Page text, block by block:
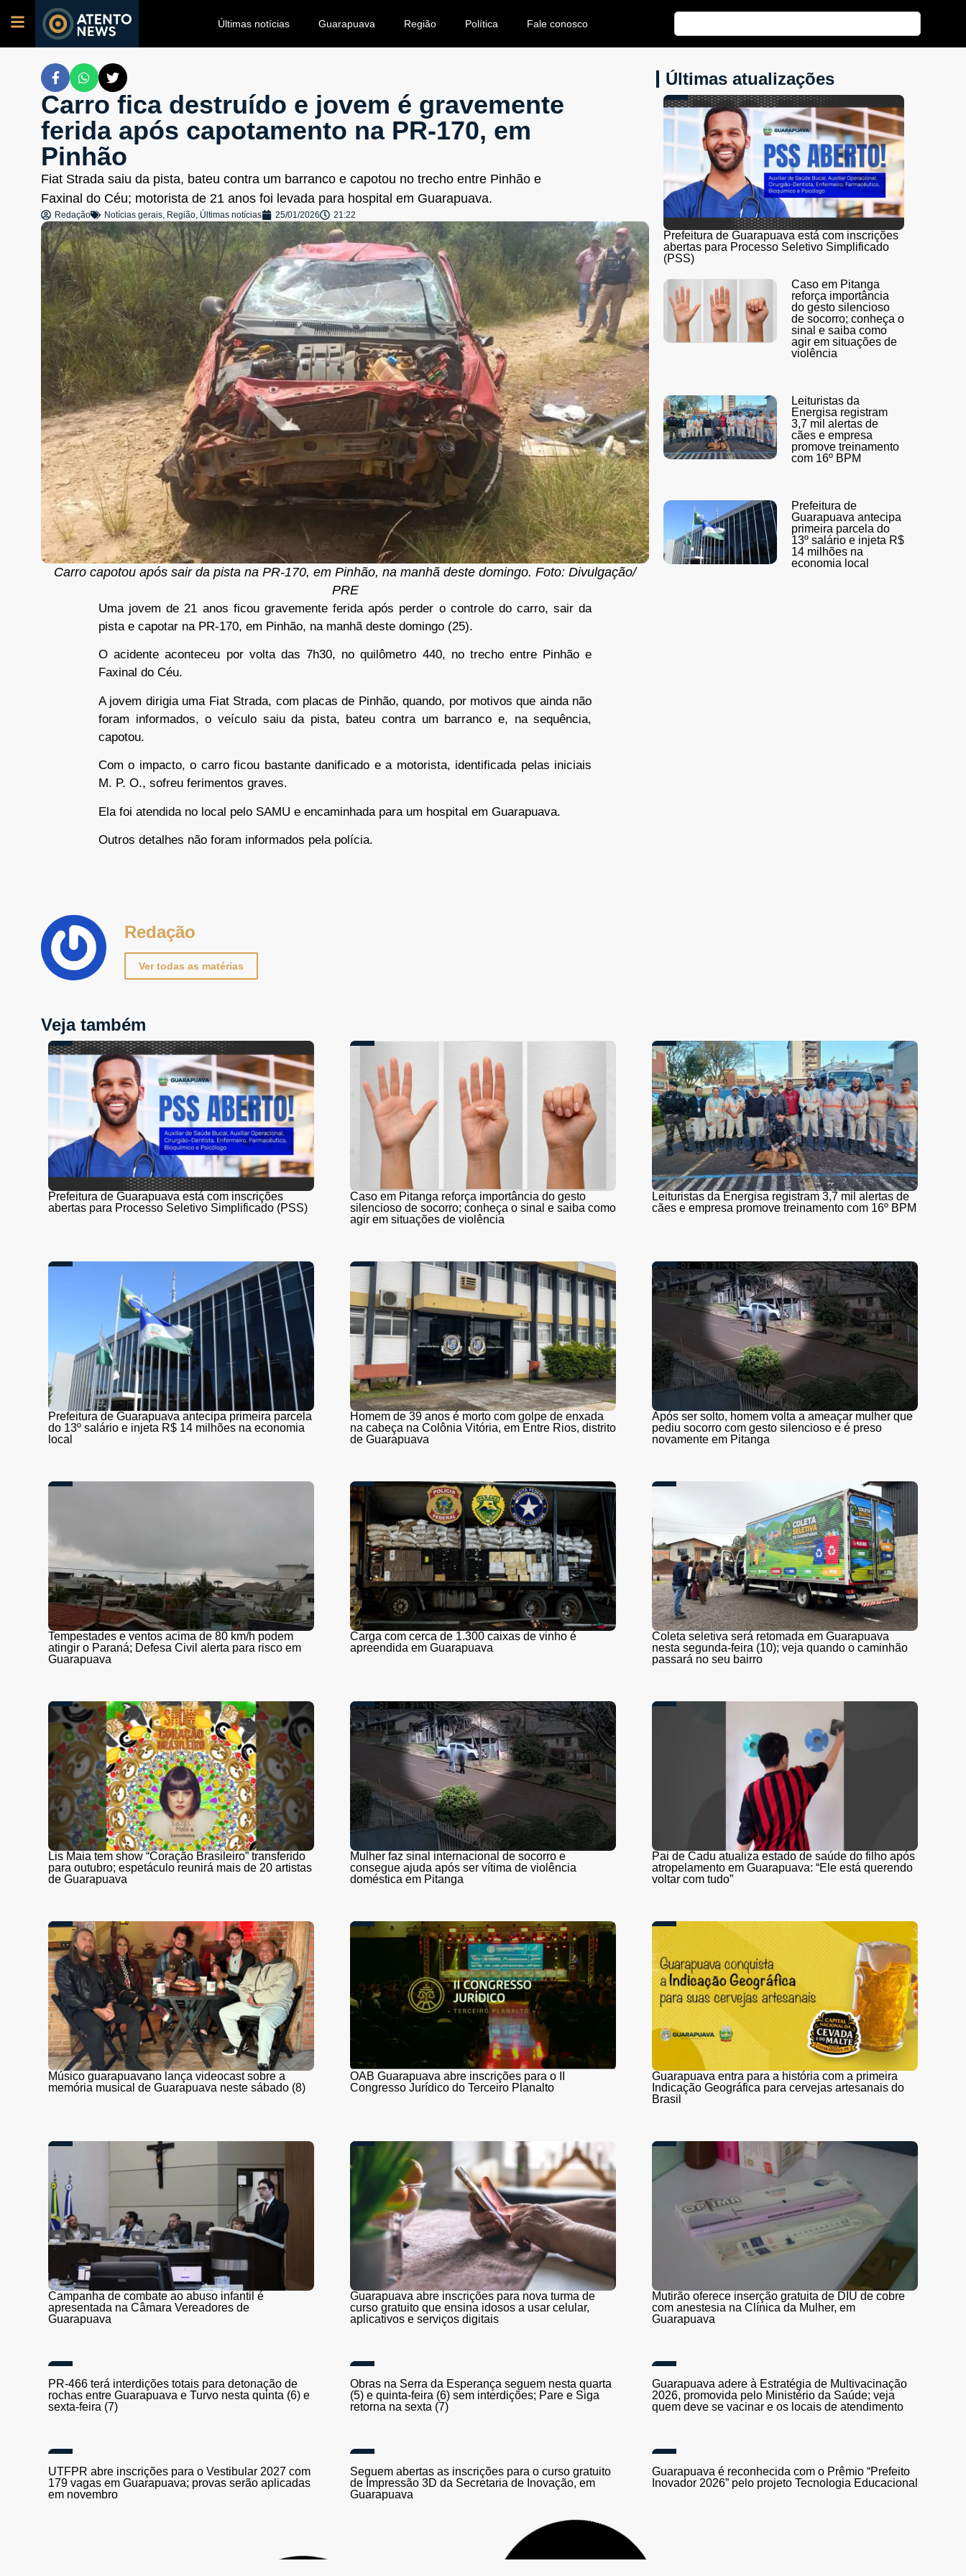
Últimas notícias Guarapuava Região Política Fale conosco
Carro fica destruído e jovem é gravemente
ferida após capotamento na PR-170, em
Pinhão
Fiat Strada saiu da pista, bateu contra um barranco e capotou no trecho entre Pinhão e
Faxinal do Céu; motorista de 21 anos foi levada para hospital em Guarapuava.
Redação Notícias gerais, Região, Últimas notícias 25/01/2026 21:22
Carro capotou após sair da pista na PR-170, em Pinhão, na manhã deste domingo. Foto: Divulgação/
PRE
Uma jovem de 21 anos ficou gravemente ferida após perder o controle do carro, sair da
pista e capotar na PR-170, em Pinhão, na manhã deste domingo (25).
O acidente aconteceu por volta das 7h30, no quilômetro 440, no trecho entre Pinhão e
Faxinal do Céu.
A jovem dirigia uma Fiat Strada, com placas de Pinhão, quando, por motivos que ainda não
foram informados, o veículo saiu da pista, bateu contra um barranco e, na sequência,
capotou.
Com o impacto, o carro ficou bastante danificado e a motorista, identificada pelas iniciais
M. P. O., sofreu ferimentos graves.
Ela foi atendida no local pelo SAMU e encaminhada para um hospital em Guarapuava.
Outros detalhes não foram informados pela polícia.
Últimas atualizações
Prefeitura de Guarapuava está com inscrições
abertas para Processo Seletivo Simplificado
(PSS)
Caso em Pitanga
reforça importância
do gesto silencioso
de socorro; conheça o
sinal e saiba como
agir em situações de
violência
Leituristas da
Energisa registram
3,7 mil alertas de
cães e empresa
promove treinamento
com 16º BPM
Prefeitura de
Guarapuava antecipa
primeira parcela do
13º salário e injeta R$
14 milhões na
economia local
Redação
Ver todas as matérias
Veja também
Prefeitura de Guarapuava está com inscrições
abertas para Processo Seletivo Simplificado (PSS)
Caso em Pitanga reforça importância do gesto
silencioso de socorro; conheça o sinal e saiba como
agir em situações de violência
Leituristas da Energisa registram 3,7 mil alertas de
cães e empresa promove treinamento com 16º BPM
Prefeitura de Guarapuava antecipa primeira parcela
do 13º salário e injeta R$ 14 milhões na economia
local
Homem de 39 anos é morto com golpe de enxada
na cabeça na Colônia Vitória, em Entre Rios, distrito
de Guarapuava
Após ser solto, homem volta a ameaçar mulher que
pediu socorro com gesto silencioso e é preso
novamente em Pitanga
Tempestades e ventos acima de 80 km/h podem
atingir o Paraná; Defesa Civil alerta para risco em
Guarapuava
Carga com cerca de 1.300 caixas de vinho é
apreendida em Guarapuava
Coleta seletiva será retomada em Guarapuava
nesta segunda-feira (10); veja quando o caminhão
passará no seu bairro
Lis Maia tem show “Coração Brasileiro” transferido
para outubro; espetáculo reunirá mais de 20 artistas
de Guarapuava
Mulher faz sinal internacional de socorro e
consegue ajuda após ser vítima de violência
doméstica em Pitanga
Pai de Cadu atualiza estado de saúde do filho após
atropelamento em Guarapuava: “Ele está querendo
voltar com tudo”
Músico guarapuavano lança videocast sobre a
memória musical de Guarapuava neste sábado (8)
OAB Guarapuava abre inscrições para o II
Congresso Jurídico do Terceiro Planalto
Guarapuava entra para a história com a primeira
Indicação Geográfica para cervejas artesanais do
Brasil
Campanha de combate ao abuso infantil é
apresentada na Câmara Vereadores de
Guarapuava
Guarapuava abre inscrições para nova turma de
curso gratuito que ensina idosos a usar celular,
aplicativos e serviços digitais
Mutirão oferece inserção gratuita de DIU de cobre
com anestesia na Clínica da Mulher, em
Guarapuava
(5) e quinta-feira (6) sem interdições; Pare e Siga